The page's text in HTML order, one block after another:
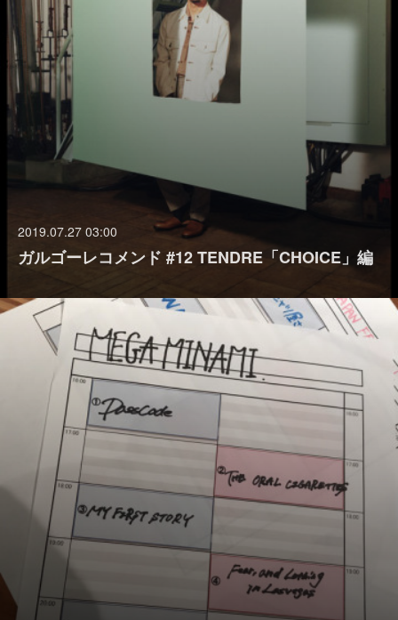
2019.07.27 03:00
ガルゴーレコメンド #12 TENDRE「CHOICE」編